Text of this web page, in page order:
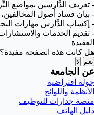
- تعريف الدَّارسين بمواضع
- بيان فساد أُصول المخالفين،
- إكساب الدَّارس مهارات
- تقديم الخدمات
العقيدة
هل كانت هذه الصفحة مفيدة؟
نعم لا
عن الجامعة
جولة افتراضية
الأنظمة واللوائح
منصة جدارات للتوظيف
دليل الهاتف